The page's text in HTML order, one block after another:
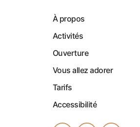
À propos
Activités
Ouverture
Vous allez adorer
Tarifs
Accessibilité